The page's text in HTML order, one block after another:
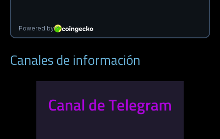
Canales de información